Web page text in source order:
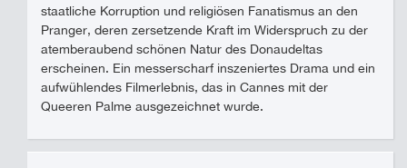
staatliche Korruption und religiösen Fanatismus an den
Pranger, deren zersetzende Kraft im Widerspruch zu der
atemberaubend schönen Natur des Donaudeltas
erscheinen. Ein messerscharf inszeniertes Drama und ein
aufwühlendes Filmerlebnis, das in Cannes mit der
Queeren Palme ausgezeichnet wurde.